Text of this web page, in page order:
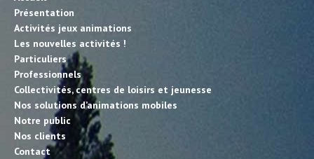
Présentation
Activités jeux animations
Les nouvelles activités !
Particuliers
Professionnels
Collectivités, centres de loisirs et jeunesse
Nos solutions d’animations mobiles
Notre public
Nos clients
Contact